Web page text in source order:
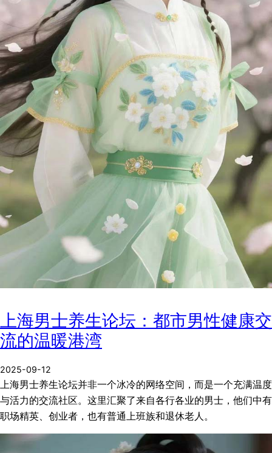
上海男士养生论坛：都市男性健康交
流的温暖港湾
2025-09-12
上海男士养生论坛并非一个冰冷的网络空间，而是一个充满温度
与活力的交流社区。这里汇聚了来自各行各业的男士，他们中有
职场精英、创业者，也有普通上班族和退休老人。